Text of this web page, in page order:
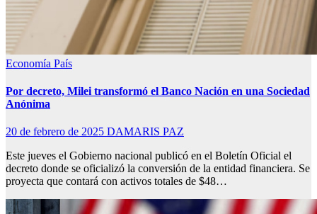
Economía País
Por decreto, Milei transformó el Banco Nación en una Sociedad
Anónima
20 de febrero de 2025 DAMARIS PAZ
Este jueves el Gobierno nacional publicó en el Boletín Oficial el
decreto donde se oficializó la conversión de la entidad financiera. Se
proyecta que contará con activos totales de $48…